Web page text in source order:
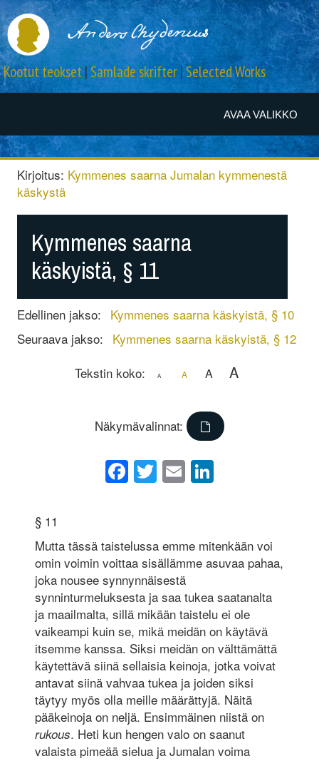
AVAA VALIKKO
Kootut teokset|Samlade skrifter|Selected Works
Kirjoitus: Kymmenes saarna Jumalan kymmenestä
käskystä
Kymmenes saarna
käskyistä, § 11
Edellinen jakso: Kymmenes saarna käskyistä, § 10
Seuraava jakso: Kymmenes saarna käskyistä, § 12
Tekstin koko:
A A A A
Näkymävalinnat:
Facebook
Twitter
Email
§ 11
Mutta tässä taistelussa emme mitenkään voi
omin voimin voittaa sisällämme asuvaa pahaa,
joka nousee synnynnäisestä
synninturmeluksesta ja saa tukea saatanalta
ja maailmalta, sillä mikään taistelu ei ole
vaikeampi kuin se, mikä meidän on käytävä
itsemme kanssa. Siksi meidän on välttämättä
käytettävä siinä sellaisia keinoja, jotka voivat
antavat siinä vahvaa tukea ja joiden siksi
täytyy myös olla meille määrättyjä. Näitä
pääkeinoja on neljä. Ensimmäinen niistä on
rukous. Heti kun hengen valo on saanut
valaista pimeää sielua ja Jumalan voima